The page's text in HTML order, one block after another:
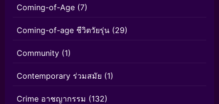
Coming-of-Age (7)
Coming-of-age ชีวิตวัยรุ่น (29)
Community (1)
Contemporary ร่วมสมัย (1)
Crime อาชญากรรม (132)